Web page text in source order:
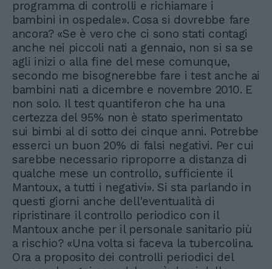
programma di controlli e richiamare i
bambini in ospedale». Cosa si dovrebbe fare
ancora? «Se è vero che ci sono stati contagi
anche nei piccoli nati a gennaio, non si sa se
agli inizi o alla fine del mese comunque,
secondo me bisognerebbe fare i test anche ai
bambini nati a dicembre e novembre 2010. E
non solo. Il test quantiferon che ha una
certezza del 95% non è stato sperimentato
sui bimbi al di sotto dei cinque anni. Potrebbe
esserci un buon 20% di falsi negativi. Per cui
sarebbe necessario riproporre a distanza di
qualche mese un controllo, sufficiente il
Mantoux, a tutti i negativi». Si sta parlando in
questi giorni anche dell'eventualità di
ripristinare il controllo periodico con il
Mantoux anche per il personale sanitario più
a rischio? «Una volta si faceva la tubercolina.
Ora a proposito dei controlli periodici del